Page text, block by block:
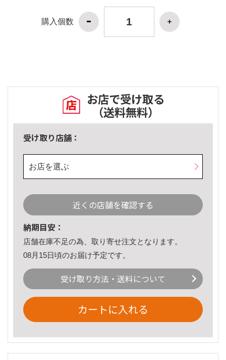
購入個数
お店で受け取る
（送料無料）
受け取り店舗：
お店を選ぶ
近くの店舗を確認する
納期目安：
店舗在庫不足の為、取り寄せ注文となります。
08月15日頃のお届け予定です。
受け取り方法・送料について
カートに入れる